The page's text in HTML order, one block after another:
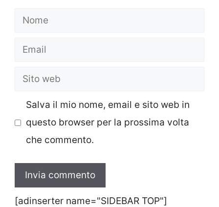
Nome
Email
Sito
Salva il mio nome, email e sito web in
questo browser per la prossima volta
che commento.
[adinserter name="SIDEBAR TOP"]